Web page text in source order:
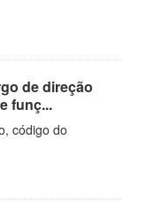
de direção
funç...
código do